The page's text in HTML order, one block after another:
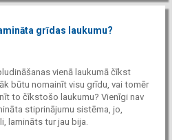
grīdas laukumu?
vienā laukumā čīkst
būtu nomainīt visu grīdu, vai tomēr
to čīkstošo laukumu? Vienīgi nav
stiprinājumu sistēma, jo,
lamināts tur jau bija.